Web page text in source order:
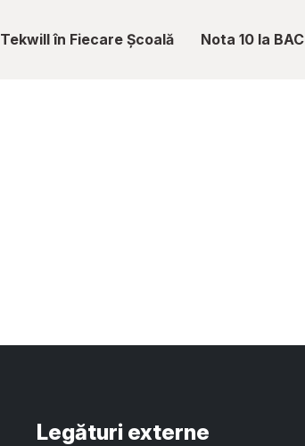
Tekwill în Fiecare Școală Nota 10 la BAC
Legături externe